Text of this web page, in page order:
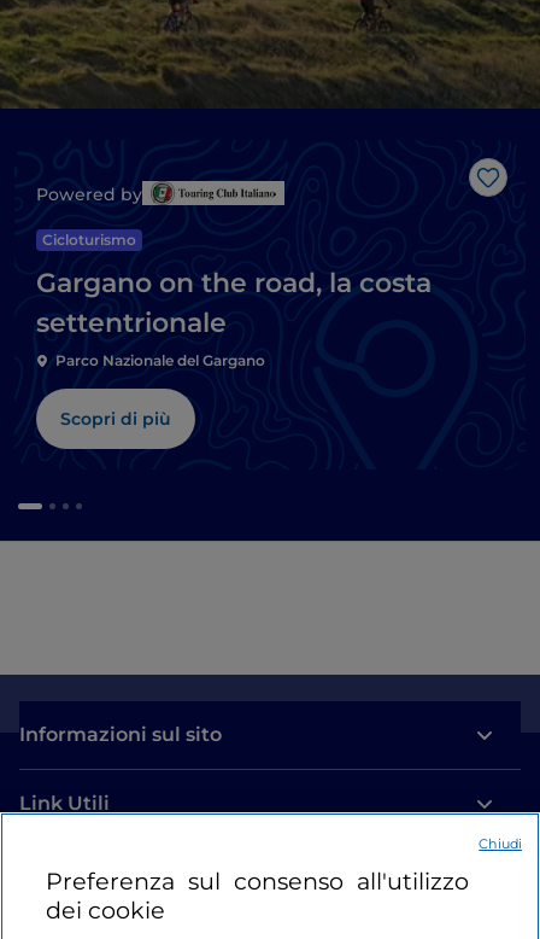
Like
Powered by
Cicloturismo
Gargano on the road, la costa
settentrionale
Parco Nazionale del Gargano
Scopri di più
Informazioni sul sito
Link Utili
Login
Restiamo in contatto
Preferenza sul consenso all'utilizzo
dei cookie
Chiudi